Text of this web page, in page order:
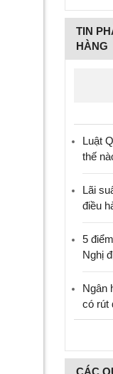
TIN
HÀNG
Luật
thế
Lãi
điều
5
Nghị
Ngân
có rút
CÁC